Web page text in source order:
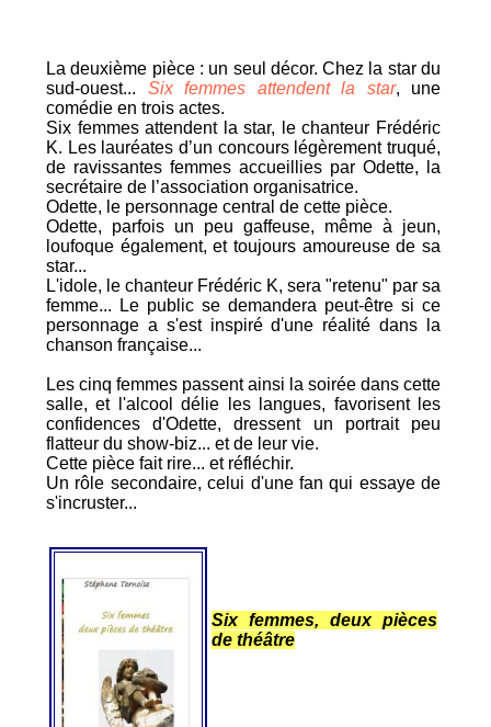
La deuxième pièce : un seul décor. Chez la star du
sud-ouest... Six femmes attendent la star, une
comédie en trois actes.
Six femmes attendent la star, le chanteur Frédéric
K. Les lauréates d’un concours légèrement truqué,
de ravissantes femmes accueillies par Odette, la
secrétaire de l’association organisatrice.
Odette, le personnage central de cette pièce.
Odette, parfois un peu gaffeuse, même à jeun,
loufoque également, et toujours amoureuse de sa
star...
L'idole, le chanteur Frédéric K, sera "retenu" par sa
femme... Le public se demandera peut-être si ce
personnage a s'est inspiré d'une réalité dans la
chanson française...
Les cinq femmes passent ainsi la soirée dans cette
salle, et l'alcool délie les langues, favorisent les
confidences d'Odette, dressent un portrait peu
flatteur du show-biz... et de leur vie.
Cette pièce fait rire... et réfléchir.
Un rôle secondaire, celui d'une fan qui essaye de
s'incruster...
Six femmes, deux pièces
de théâtre